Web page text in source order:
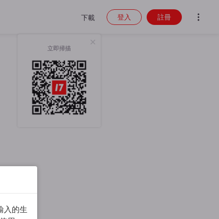
下載
立即掃描
登入 註冊
入的生